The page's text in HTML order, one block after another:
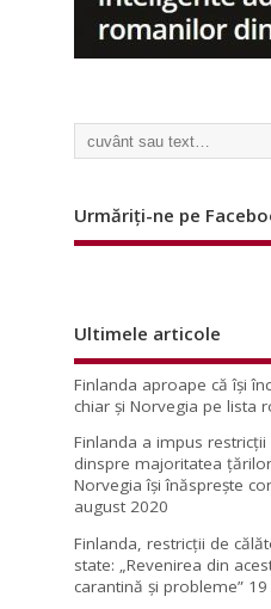
Urmăriți-ne pe
Ultimele articole
Finlanda aproape că își
chiar și Norvegia pe lista
Finlanda a impus
dinspre majoritatea
Norvegia își înăsprește
august 2020
Finlanda, restricţii de
state: „Revenirea din
carantină şi probleme”